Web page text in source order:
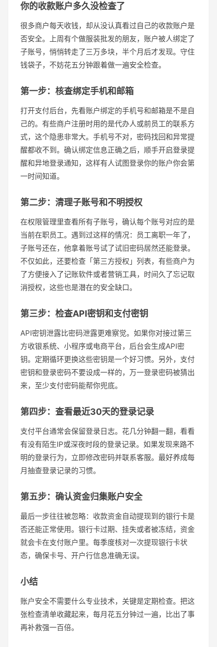
你的收款账户多久没检查了
很多商户每天收钱，却从没认真看过自己的收款账户是
否安全。上周有个做服装批发的朋友，账户被人绑定了
子账号，悄悄转走了三万多块，半个月后才发现。守住
钱袋子，不妨花五分钟跟着做一遍安全检查。
第一步：核查绑定手机和邮箱
打开支付后台，先看账户绑定的手机号和邮箱是不是自
己的。有些商户注册时用的是代办人或前员工的联系方
式，这个隐患非常大。手机号不对，密码找回和异常提
醒都收不到。确认绑定信息正确之后，顺手开启登录提
醒和异地登录通知，这样有人试图登录你的账户你会第
一时间知道。
第二步：清理子账号和不明授权
在权限管理里查看所有子账号，确认每个账号对应的是
当前在职员工。遇到过这样的情况：员工离职一年了，
子账号还在，他拿着账号试了试旧密码居然还能登录。
不仅如此，还要检查「第三方授权」列表，有些商户为
了方便接入了记账软件或者营销工具，时间久了忘记取
消授权，这些也是潜在的安全缺口。
第三步：检查API密钥和支付密钥
API密钥泄露比密码泄露更难察觉。如果你对接过第三
方收银系统、小程序或电商平台，后台会生成API密
钥。定期循环更换这些密钥是一个好习惯。另外，支付
密钥和登录密码不要设成一样的，万一登录密码被猜出
来，至少支付密码能帮你兜底。
第四步：查看最近30天的登录记录
支付平台通常会保留登录日志。花几分钟翻一翻，看看
有没有陌生IP或深夜时段的登录记录。如果发现来路不
明的登录行为，立即修改密码并联系客服。最好养成每
月抽查登录记录的习惯。
第五步：确认资金归集账户安全
最后一步往往被忽略：收款资金自动提现到的银行卡是
否还能正常使用。银行卡过期、挂失或者被冻结，资金
就会卡在支付账户里。每季度核对一次提现银行卡状
态，确保卡号、开户行信息准确无误。
小结
账户安全不需要什么专业技术，关键是定期检查。把这
张检查清单收藏起来，每月花五分钟过一遍，比出了事
再补救强一百倍。